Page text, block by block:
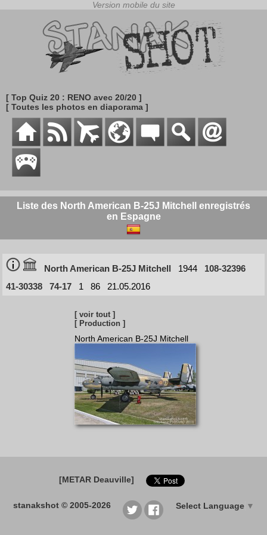
[ Top Quiz 20 : RENO avec 20/20 ]
[ Toutes les photos en diaporama ]
Liste des North American B-25J Mitchell enregistrés
en Espagne
North American B-25J Mitchell 1944
108-32396
41-30338
74-17 1 86 21.05.2016
[ voir tout ]
[ Production ]
North American B-25J Mitchell
[METAR Deauville]
stanakshot © 2005-2026 Select Language ▼